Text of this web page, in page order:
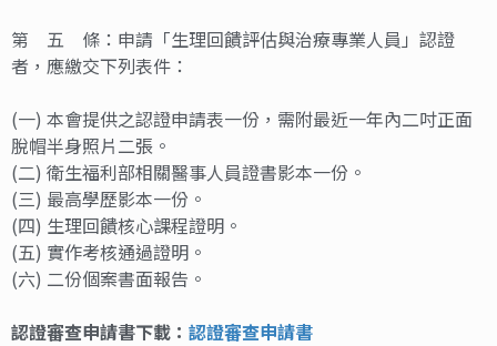
第 五 條：申請「生理回饋評估與治療專業人員」認證
者，應繳交下列表件：
(一) 本會提供之認證申請表一份，需附最近一年內二吋正面
脫帽半身照片二張。
(二) 衛生福利部相關醫事人員證書影本一份。
(三) 最高學歷影本一份。
(四) 生理回饋核心課程證明。
(五) 實作考核通過證明。
(六) 二份個案書面報告。
認證審查申請書下載： 認證審查申請書